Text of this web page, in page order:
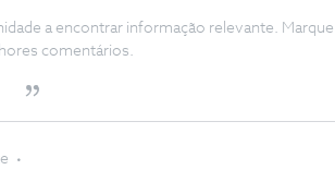
a encontrar informação relevante.
comentários.